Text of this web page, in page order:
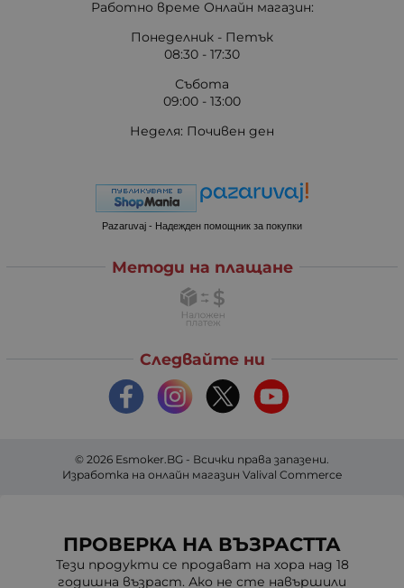
Работно време Онлайн магазин:
Понеделник - Петък
08:30 - 17:30
Събота
09:00 - 13:00
Неделя: Почивен ден
Pazaruvaj - Надежден помощник за покупки
Методи на плащане
Следвайте ни
© 2026 Esmoker.BG - Всички права запазени.
Изработка на онлайн магазин Valival Commerce
ПРОВЕРКА НА ВЪЗРАСТТА
Тези продукти се продават на хора над 18
годишна възраст. Ако не сте навършили